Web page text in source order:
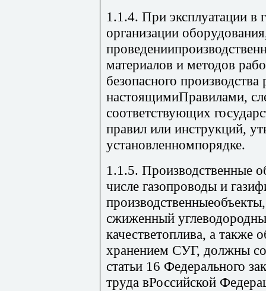
1.1.4. При эксплуатации в
организации
материалов и методов
безопасного
настоящимиПравилами,
соответствующих
правил или инструкций,
установленномпорядке.
1.1.5. Производственные
числе газопроводы и
сжиженный
качестветоплива, а также
хранением СУГ, должны
статьи 16 Федерального
труда вРоссийской